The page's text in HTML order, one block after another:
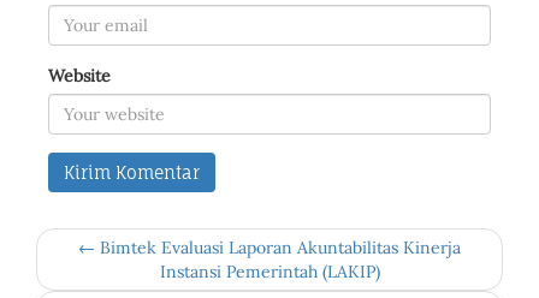
Website
← Bimtek Evaluasi Laporan Akuntabilitas Kinerja
Instansi Pemerintah (LAKIP)